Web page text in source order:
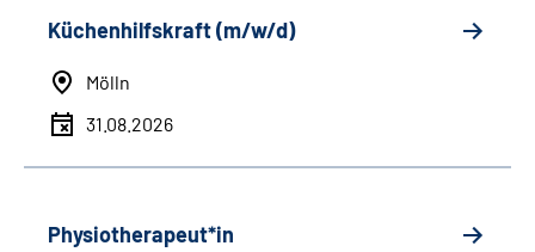
Küchenhilfskraft (m/w/d)
Mölln
31.08.2026
Physiotherapeut*in